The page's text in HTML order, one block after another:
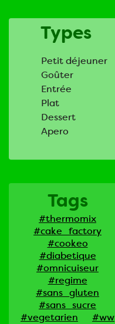
Types
Petit déjeuner
Goûter
Entrée
Plat
Dessert
Apero
Tags
#thermomix
#cake_factory
#cookeo
#diabetique
#omnicuiseur
#regime
#sans_gluten
#sans_sucre
#vegetarien
#ww